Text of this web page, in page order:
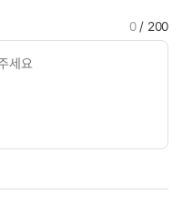
0/ 200